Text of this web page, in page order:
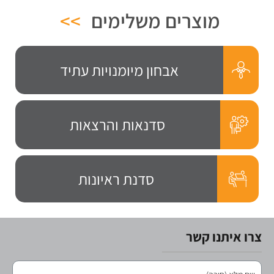
מוצרים משלימים >>
אבחון מיומנויות עתיד
סדנאות והרצאות
סדנת ראיונות
צרו איתנו קשר